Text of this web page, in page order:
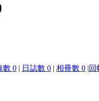
數 0 | 日誌數 0 | 相冊數 0 |回